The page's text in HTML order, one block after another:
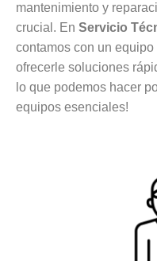
mantenimiento y
crucial. En Servicio
contamos con un
ofrecerle soluciones
lo que podemos hacer
equipos esenciales!